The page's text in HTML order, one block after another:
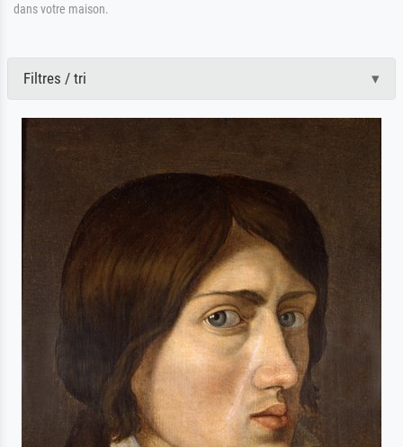
dans votre maison.
Filtres / tri